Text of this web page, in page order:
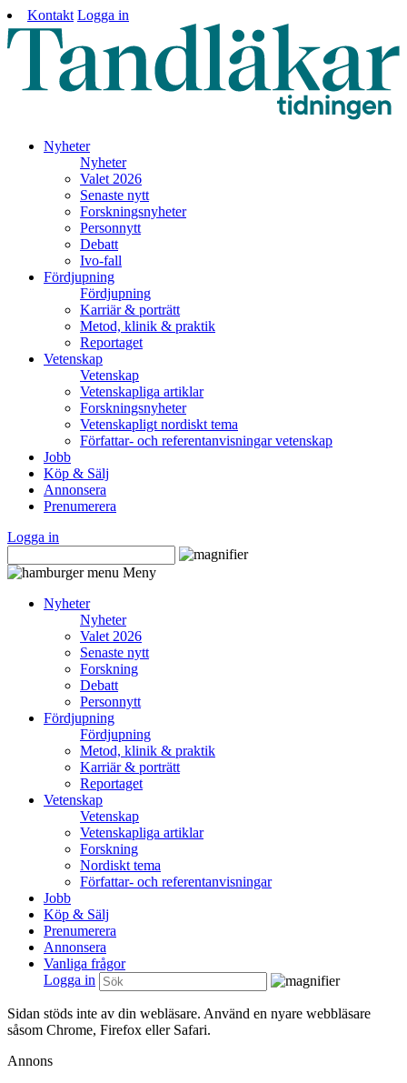
Kontakt Logga in
Nyheter
Nyheter
Valet 2026
Senaste nytt
Forskningsnyheter
Personnytt
Debatt
Ivo-fall
Fördjupning
Fördjupning
Karriär & porträtt
Metod, klinik & praktik
Reportaget
Vetenskap
Vetenskap
Vetenskapliga artiklar
Forskningsnyheter
Vetenskapligt nordiskt tema
Författar- och referentanvisningar vetenskap
Jobb
Köp & Sälj
Annonsera
Prenumerera
Logga in
Meny
Nyheter
Nyheter
Valet 2026
Senaste nytt
Forskning
Debatt
Personnytt
Fördjupning
Fördjupning
Metod, klinik & praktik
Karriär & porträtt
Reportaget
Vetenskap
Vetenskap
Vetenskapliga artiklar
Forskning
Nordiskt tema
Författar- och referentanvisningar
Jobb
Köp & Sälj
Prenumerera
Annonsera
Vanliga frågor
Logga in
Sidan stöds inte av din webläsare. Använd en nyare webbläsare
såsom Chrome, Firefox eller Safari.
Annons